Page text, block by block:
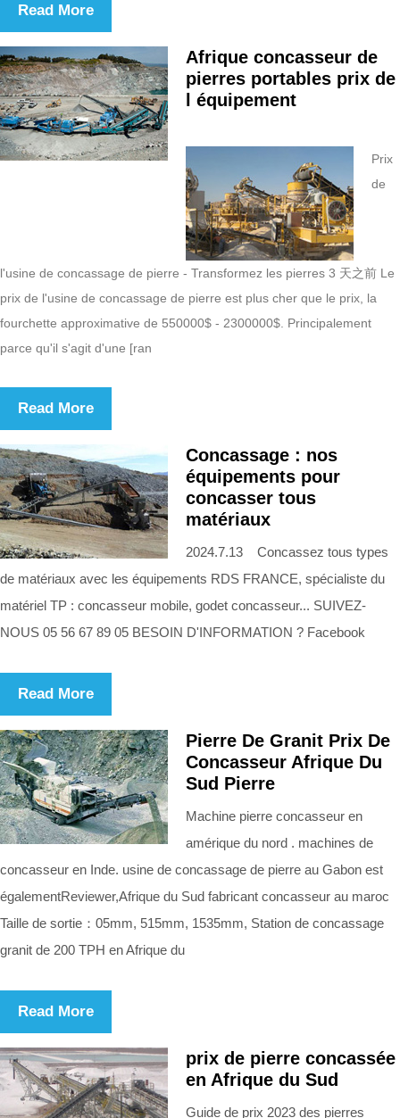
Read More
Afrique concasseur de
pierres portables prix de
l équipement
Prix
de
l'usine de concassage de pierre - Transformez les pierres 3 天之前 Le
prix de l'usine de concassage de pierre est plus cher que le prix, la
fourchette approximative de 550000$ - 2300000$. Principalement
parce qu'il s'agit d'une [ran
Read More
Concassage : nos
équipements pour
concasser tous
matériaux
2024.7.13 Concassez tous types
de matériaux avec les équipements RDS FRANCE, spécialiste du
matériel TP : concasseur mobile, godet concasseur... SUIVEZ-
NOUS 05 56 67 89 05 BESOIN D'INFORMATION ? Facebook
Read More
Pierre De Granit Prix De
Concasseur Afrique Du
Sud Pierre
Machine pierre concasseur en
amérique du nord . machines de
concasseur en Inde. usine de concassage de pierre au Gabon est
égalementReviewer,Afrique du Sud fabricant concasseur au maroc
Taille de sortie：05mm, 515mm, 1535mm, Station de concassage
granit de 200 TPH en Afrique du
Read More
prix de pierre concassée
en Afrique du Sud
Guide de prix 2023 des pierres